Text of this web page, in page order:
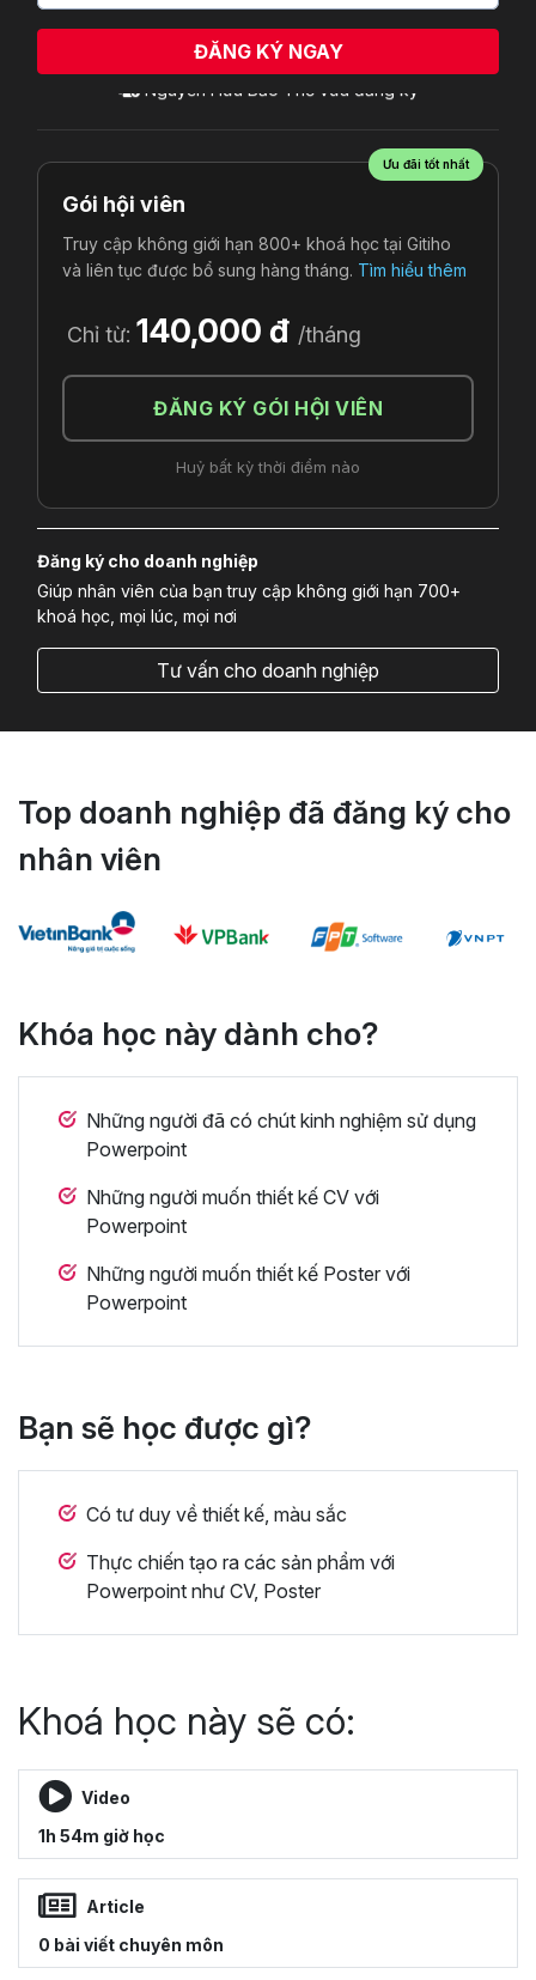
ĐĂNG KÝ NGAY
Ưu đãi tốt nhất
Gói hội viên
Truy cập không giới hạn 800+ khoá học tại Gitiho
và liên tục được bổ sung hàng tháng. Tìm hiểu thêm
Chỉ từ: 140,000 đ /tháng
ĐĂNG KÝ GÓI HỘI VIÊN
Huỷ bất kỳ thời điểm nào
Đăng ký cho doanh nghiệp
Giúp nhân viên của bạn truy cập không giới hạn 700+
khoá học, mọi lúc, mọi nơi
Tư vấn cho doanh nghiệp
Top doanh nghiệp đã đăng ký cho
nhân viên
Khóa học này dành cho?
Những người đã có chút kinh nghiệm sử dụng
Powerpoint
Những người muốn thiết kế CV với
Powerpoint
Những người muốn thiết kế Poster với
Powerpoint
Bạn sẽ học được gì?
Có tư duy về thiết kế, màu sắc
Thực chiến tạo ra các sản phẩm với
Powerpoint như CV, Poster
Khoá học này sẽ có:
Video
1h 54m giờ học
Article
0 bài viết chuyên môn